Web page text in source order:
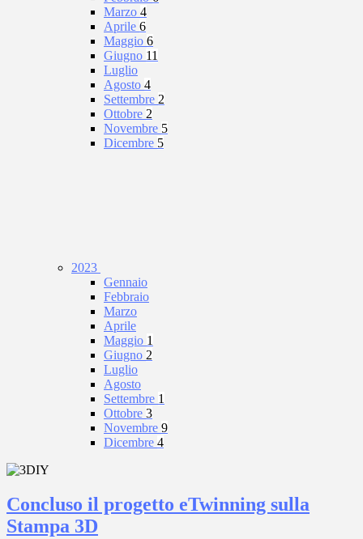
Marzo 4
Aprile 6
Maggio 6
Giugno 11
Luglio
Agosto 4
Settembre 2
Ottobre 2
Novembre 5
Dicembre 5
2023
Gennaio
Febbraio
Marzo
Aprile
Maggio 1
Giugno 2
Luglio
Agosto
Settembre 1
Ottobre 3
Novembre 9
Dicembre 4
Concluso il progetto eTwinning sulla
Stampa 3D